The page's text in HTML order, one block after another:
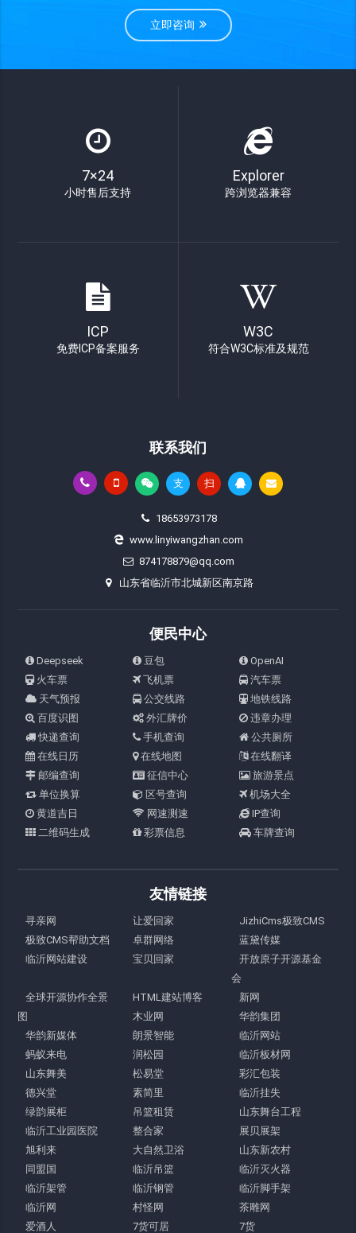
立即咨询
7×24
小时售后支持
Explorer
跨浏览器兼容
ICP
免费ICP备案服务
W3C
符合W3C标准及规范
联系我们
支 扫
18653973178
www.linyiwangzhan.com
874178879@qq.com
山东省临沂市北城新区南京路
便民中心
Deepseek 豆包
OpenAI
火车票
飞机票
汽车票
天气预报
公交线路
地铁线路
百度识图
外汇牌价
违章办理
快递查询
手机查询
公共厕所
在线日历
在线地图
在线翻译
邮编查询
征信中心
旅游景点
单位换算
区号查询
机场大全
黄道吉日
网速测速
IP查询
二维码生成
彩票信息 车牌查询
友情链接
寻亲网 让爱回家
JizhiCms极致CMS
极致CMS帮助文档
卓群网络
蓝黛传媒
临沂网站建设
宝贝回家
开放原子开源基金
会
全球开源协作全景
图
HTML建站博客
新网
木业网
华韵集团
华韵新媒体
朗景智能
临沂网站
蚂蚁来电
润松园
临沂板材网
山东舞美
松易堂
彩汇包装
德兴堂
素简里
临沂挂失
绿韵展柜
吊篮租赁
山东舞台工程
临沂工业园医院
整合家
展贝展架
旭利来
大自然卫浴
山东新农村
同盟国
临沂吊篮
临沂灭火器
临沂架管
临沂钢管
临沂脚手架
临沂网
村怪网
茶雕网
爱酒人
7货可居
7货